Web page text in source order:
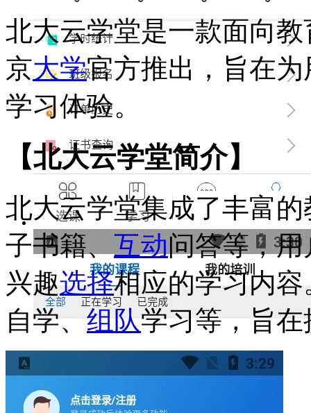
北大云学堂是一款面向
京大学官方推出，旨在
学习体验。
【北大云学堂简介】
北大云学堂集成了丰富
子书籍、 互动问答等，
兴趣选择相应的学习内
自学、 组队学习等，旨